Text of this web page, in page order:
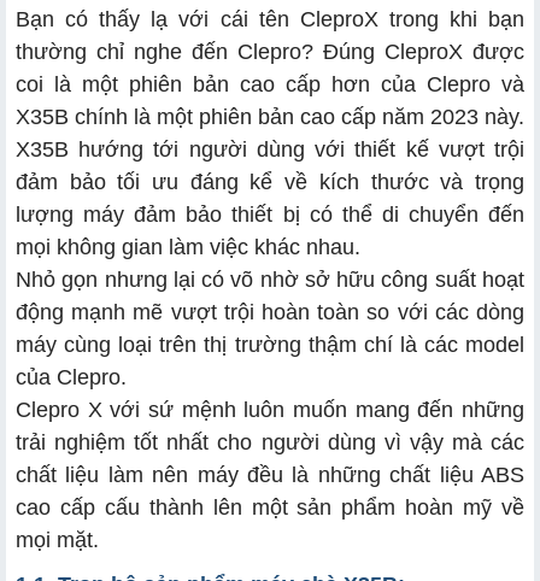
Bạn có thấy lạ với cái tên CleproX trong khi bạn
thường chỉ nghe đến Clepro? Đúng CleproX được
coi là một phiên bản cao cấp hơn của Clepro và
X35B chính là một phiên bản cao cấp năm 2023 này.
X35B hướng tới người dùng với thiết kế vượt trội
đảm bảo tối ưu đáng kể về kích thước và trọng
lượng máy đảm bảo thiết bị có thể di chuyển đến
mọi không gian làm việc khác nhau.
Nhỏ gọn nhưng lại có võ nhờ sở hữu công suất hoạt
động mạnh mẽ vượt trội hoàn toàn so với các dòng
máy cùng loại trên thị trường thậm chí là các model
của Clepro.
Clepro X với sứ mệnh luôn muốn mang đến những
trải nghiệm tốt nhất cho người dùng vì vậy mà các
chất liệu làm nên máy đều là những chất liệu ABS
cao cấp cấu thành lên một sản phẩm hoàn mỹ về
mọi mặt.